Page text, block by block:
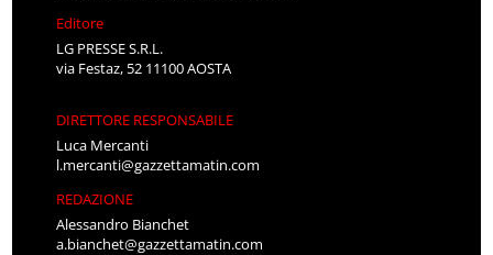
Editore
LG PRESSE S.R.L.
via Festaz, 52 11100 AOSTA
DIRETTORE RESPONSABILE
Luca Mercanti
l.mercanti@gazzettamatin.com
REDAZIONE
Alessandro Bianchet
a.bianchet@gazzettamatin.com